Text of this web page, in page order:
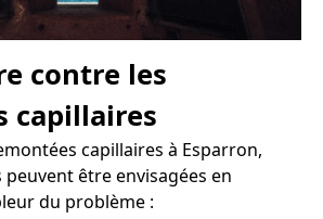
contre les
capillaires
capillaires à Esparron,
être envisagées en
du problème :